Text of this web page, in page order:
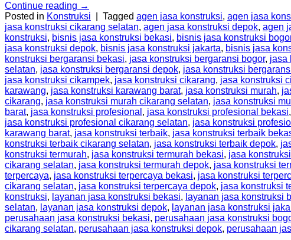
Continue reading →
Posted in Konstruksi Tagged agen jasa konstruksi, agen jasa
jasa konstruksi cikarang selatan, agen jasa konstruksi depok, agen
konstruksi, bisnis jasa konstruksi bekasi, bisnis jasa konstruksi
jasa konstruksi depok, bisnis jasa konstruksi jakarta, bisnis jasa
konstruksi bergaransi bekasi, jasa konstruksi bergaransi bogor, jasa
selatan, jasa konstruksi bergaransi depok, jasa konstruksi
jasa konstruksi cikampek, jasa konstruksi cikarang, jasa konstruksi
karawang, jasa konstruksi karawang barat, jasa konstruksi murah,
cikarang, jasa konstruksi murah cikarang selatan, jasa konstruksi
barat, jasa konstruksi profesional , jasa konstruksi profesional bekasi,
jasa konstruksi profesional cikarang selatan, jasa konstruksi
karawang barat, jasa konstruksi terbaik, jasa konstruksi terbaik
konstruksi terbaik cikarang selatan, jasa konstruksi terbaik depok,
konstruksi termurah, jasa konstruksi termurah bekasi, jasa
cikarang selatan, jasa konstruksi termurah depok, jasa konstruksi
terpercaya, jasa konstruksi terpercaya bekasi, jasa konstruksi
cikarang selatan, jasa konstruksi terpercaya depok, jasa konstruksi
konstruksi, layanan jasa konstruksi bekasi, layanan jasa konstruksi
selatan, layanan jasa konstruksi depok, layanan jasa konstruksi
perusahaan jasa konstruksi bekasi, perusahaan jasa konstruksi
cikarang selatan, perusahaan jasa konstruksi depok, perusahaan